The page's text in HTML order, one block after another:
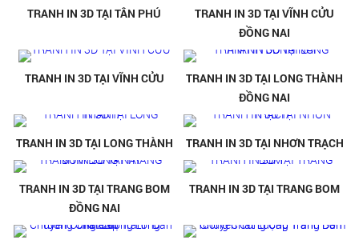
TRANH IN 3D TẠI TÂN PHÚ
TRANH IN 3D TẠI VĨNH CỬU
ĐỒNG NAI
TRANH IN 3D TẠI VĨNH CỬU
TRANH IN 3D TẠI LONG THÀNH
ĐỒNG NAI
TRANH IN 3D TẠI LONG THÀNH TRANH IN 3D TẠI NHƠN TRẠCH
TRANH IN 3D TẠI TRANG BOM
ĐỒNG NAI
TRANH IN 3D TẠI TRANG BOM